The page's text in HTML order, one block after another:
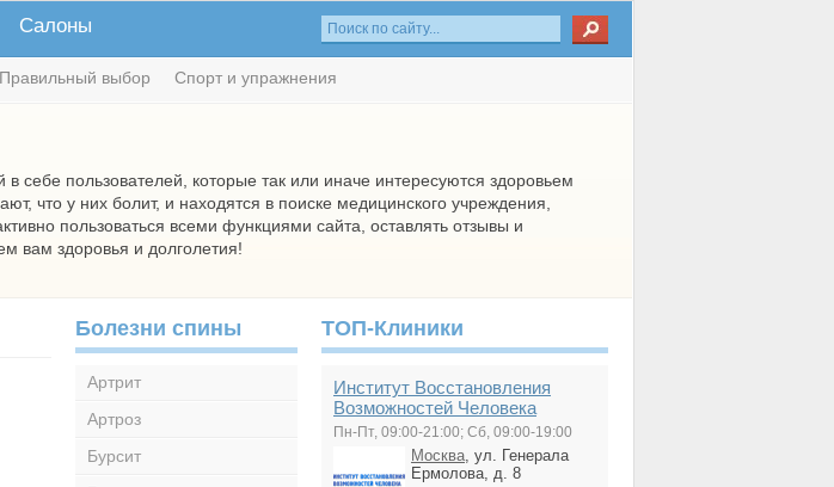
пользователей, которые так или иначе интересуются здоровьем
что у них болит, и находятся в поиске медицинского учреждения,
пользоваться всеми функциями сайта, оставлять отзывы и
вам здоровья и долголетия!
Болезни спины
Артрит
Артроз
Бурсит
ТОП-Клиники
Институт Восстановления
Возможностей Человека
Пн-Пт, 09:00-21:00; Сб, 09:00-19:00
Москва, ул. Генерала
Ермолова, д. 8
Салоны
Правильный выбор Спорт и упражнения